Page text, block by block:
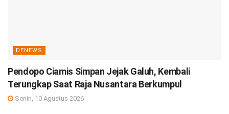
DENEWS
Pendopo Ciamis Simpan Jejak Galuh, Kembali
Terungkap Saat Raja Nusantara Berkumpul
Senin, 10 Agustus 2026